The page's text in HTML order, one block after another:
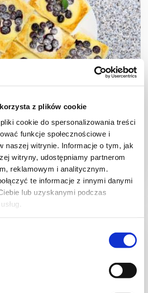
z plików cookie
cookie do spersonalizowania treści
funkcje społecznościowe i
naszej witrynie. Informacje o tym, jak
witryny, udostępniamy partnerom
reklamowym i analitycznym.
te informacje z innymi danymi
lub uzyskanymi podczas
z borówkami + film
30 min. 1531 kcal 8